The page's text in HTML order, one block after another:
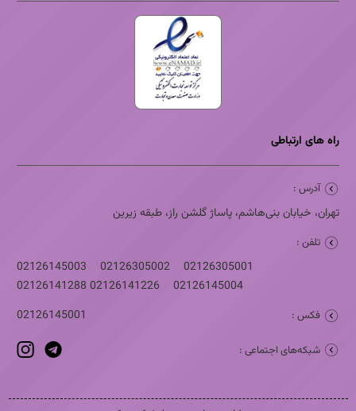
راه های ارتباطی
آدرس :
تهران، خیابان بنی‌هاشم، پاساژ گلشن راز، طبقه زیرین
تلفن :
02126305001
02126305002
02126145003
02126145004
02126141226
02126141288
فکس : 02126145001
شبکه‌های اجتماعی :